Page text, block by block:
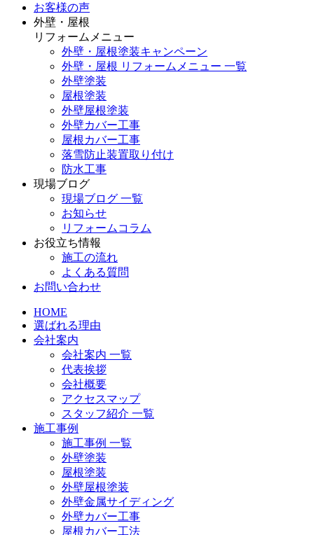
お客様の声
外壁・屋根
リフォームメニュー
外壁・屋根塗装キャンペーン
外壁・屋根 リフォームメニュー 一覧
外壁塗装
屋根塗装
外壁屋根塗装
外壁カバー工事
屋根カバー工事
落雪防止装置取り付け
防水工事
現場ブログ
現場ブログ 一覧
お知らせ
リフォームコラム
お役立ち情報
施工の流れ
よくある質問
お問い合わせ
HOME
選ばれる理由
会社案内
会社案内 一覧
代表挨拶
会社概要
アクセスマップ
スタッフ紹介 一覧
施工事例
施工事例 一覧
外壁塗装
屋根塗装
外壁屋根塗装
外壁金属サイディング
外壁カバー工事
屋根カバー工法